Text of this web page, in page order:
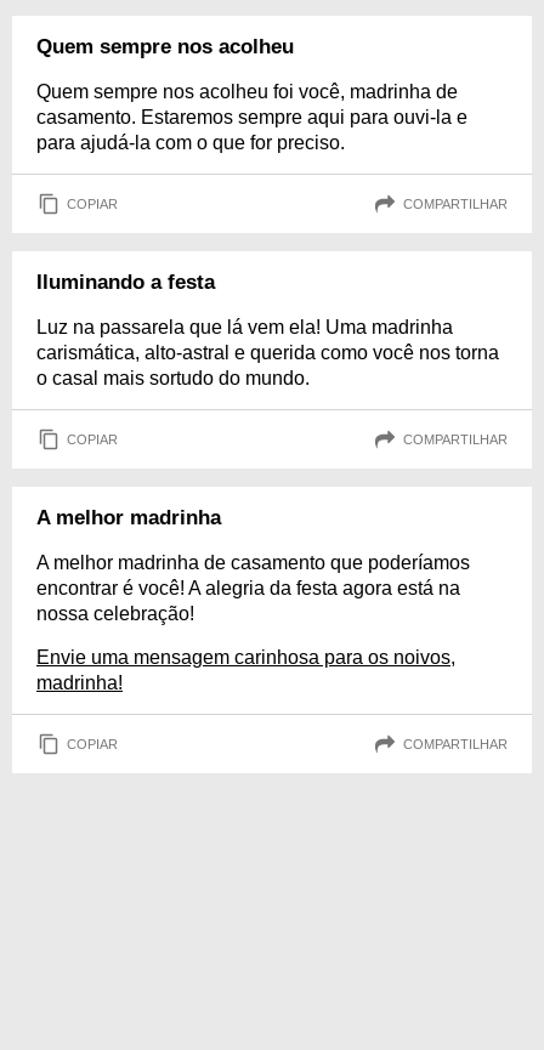
Quem sempre nos acolheu
Quem sempre nos acolheu foi você, madrinha de
casamento. Estaremos sempre aqui para ouvi-la e
para ajudá-la com o que for preciso.
COPIAR COMPARTILHAR
Iluminando a festa
Luz na passarela que lá vem ela! Uma madrinha
carismática, alto-astral e querida como você nos torna
o casal mais sortudo do mundo.
COPIAR COMPARTILHAR
A melhor madrinha
A melhor madrinha de casamento que poderíamos
encontrar é você! A alegria da festa agora está na
nossa celebração!
Envie uma mensagem carinhosa para os noivos,
madrinha!
COPIAR COMPARTILHAR